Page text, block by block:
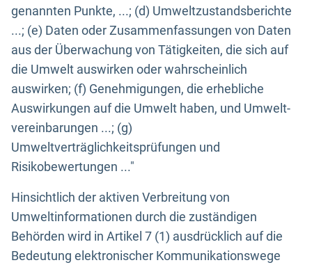
genannten Punkte, ...; (d) Umweltzustandsberichte
...; (e) Daten oder Zusammenfassungen von Daten
aus der Überwachung von Tätigkeiten, die sich auf
die Umwelt auswirken oder wahrscheinlich
auswirken; (f) Genehmigungen, die erhebliche
Auswirkungen auf die Umwelt haben, und Umwelt-
vereinbarungen ...; (g)
Umweltverträglichkeitsprüfungen und
Risikobewertungen ..."
Hinsichtlich der aktiven Verbreitung von
Umweltinformationen durch die zuständigen
Behörden wird in Artikel 7 (1) ausdrücklich auf die
Bedeutung elektronischer Kommunikationswege